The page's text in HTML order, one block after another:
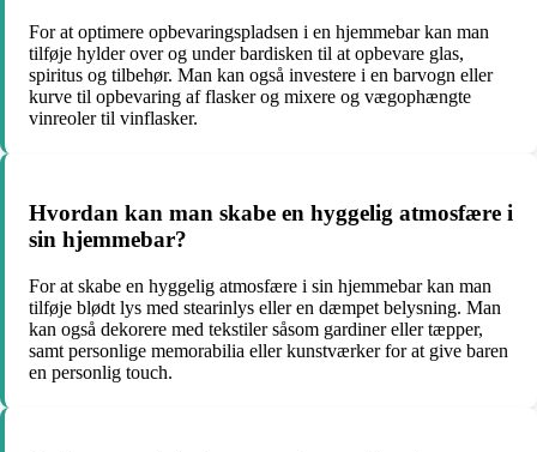
For at optimere opbevaringspladsen i en hjemmebar kan man
tilføje hylder over og under bardisken til at opbevare glas,
spiritus og tilbehør. Man kan også investere i en barvogn eller
kurve til opbevaring af flasker og mixere og vægophængte
vinreoler til vinflasker.
Hvordan kan man skabe en hyggelig atmosfære i
sin hjemmebar?
For at skabe en hyggelig atmosfære i sin hjemmebar kan man
tilføje blødt lys med stearinlys eller en dæmpet belysning. Man
kan også dekorere med tekstiler såsom gardiner eller tæpper,
samt personlige memorabilia eller kunstværker for at give baren
en personlig touch.